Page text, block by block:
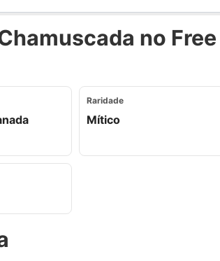
no Free
Raridade
Mítico